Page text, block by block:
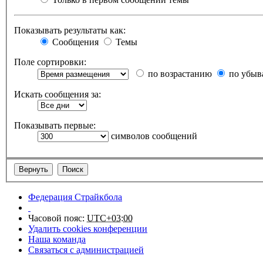
Показывать результаты как:
Сообщения
Темы
Поле сортировки:
по возрастанию
по
Искать сообщения за:
Показывать первые:
символов сообщений
Федерация Страйкбола
Часовой пояс: UTC+03:00
Удалить cookies конференции
Наша команда
Связаться с администрацией